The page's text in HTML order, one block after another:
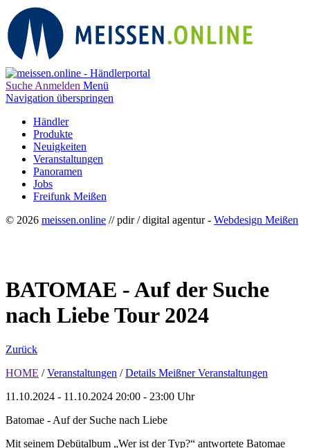
Suche Anmelden Menü
Navigation überspringen
Händler
Produkte
Neuigkeiten
Veranstaltungen
Panoramen
Jobs
Freifunk Meißen
© 2026 meissen.online // pdir / digital agentur - Webdesign Meißen
BATOMAE - Auf der Suche
nach Liebe Tour 2024
Zurück
HOME / Veranstaltungen / Details Meißner Veranstaltungen
11.10.2024 - 11.10.2024 20:00 - 23:00 Uhr
Batomae - Auf der Suche nach Liebe
Mit seinem Debütalbum „Wer ist der Typ?“ antwortete Batomae